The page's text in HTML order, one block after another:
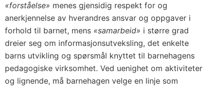
«forståelse» menes gjensidig respekt for og
anerkjennelse av hverandres ansvar og oppgaver i
forhold til barnet, mens «samarbeid» i større grad
dreier seg om informasjonsutveksling, det enkelte
barns utvikling og spørsmål knyttet til barnehagens
pedagogiske virksomhet. Ved uenighet om aktiviteter
og lignende, må barnehagen velge en linje som